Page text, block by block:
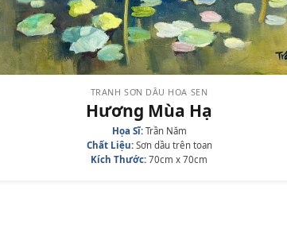
TRANH SƠN DẦU HOA SEN
Hương Mùa Hạ
Họa Sĩ:Trần Năm
Chất Liệu:Sơn dầu trên toan
Kích Thước: 70cm x 70cm